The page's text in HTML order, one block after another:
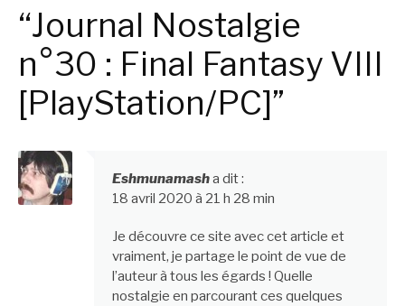
“Journal Nostalgie
n°30 : Final Fantasy VIII
[PlayStation/PC]”
Eshmunamasha dit :
18 avril 2020 à 21 h 28 min
Je découvre ce site avec cet article et
vraiment, je partage le point de vue de
l’auteur à tous les égards ! Quelle
nostalgie en parcourant ces quelques